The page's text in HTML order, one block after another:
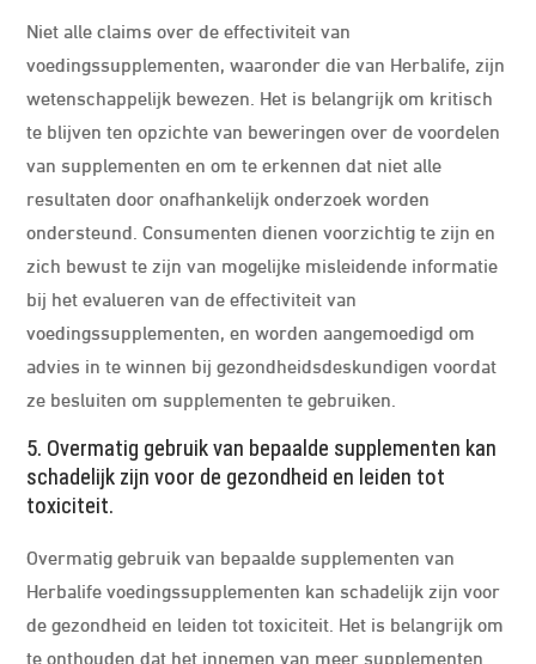
Niet alle claims over de effectiviteit van
voedingssupplementen, waaronder die van Herbalife, zijn
wetenschappelijk bewezen. Het is belangrijk om kritisch
te blijven ten opzichte van beweringen over de voordelen
van supplementen en om te erkennen dat niet alle
resultaten door onafhankelijk onderzoek worden
ondersteund. Consumenten dienen voorzichtig te zijn en
zich bewust te zijn van mogelijke misleidende informatie
bij het evalueren van de effectiviteit van
voedingssupplementen, en worden aangemoedigd om
advies in te winnen bij gezondheidsdeskundigen voordat
ze besluiten om supplementen te gebruiken.
5. Overmatig gebruik van bepaalde supplementen kan
schadelijk zijn voor de gezondheid en leiden tot
toxiciteit.
Overmatig gebruik van bepaalde supplementen van
Herbalife voedingssupplementen kan schadelijk zijn voor
de gezondheid en leiden tot toxiciteit. Het is belangrijk om
te onthouden dat het innemen van meer supplementen